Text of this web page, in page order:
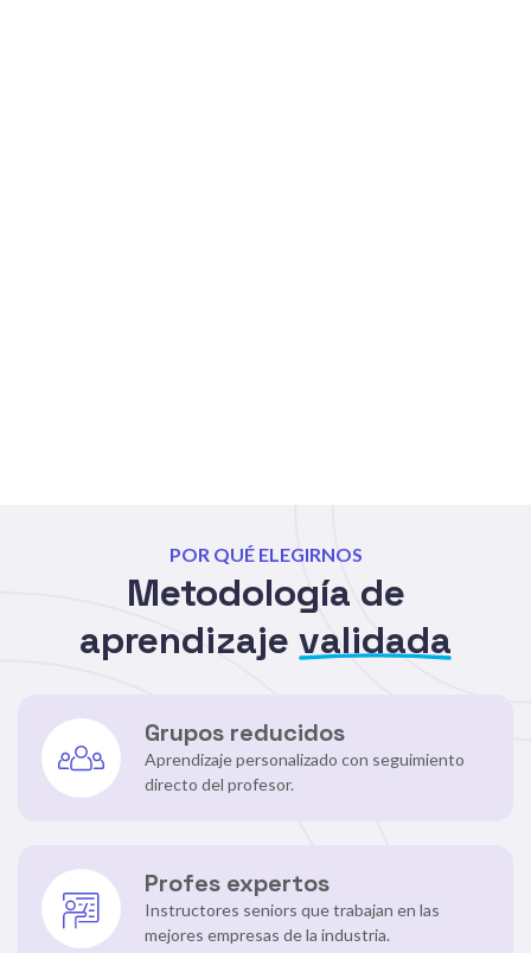
POR QUÉ ELEGIRNOS
Metodología de
aprendizaje validada
Grupos reducidos
Aprendizaje personalizado con seguimiento
directo del profesor.
Profes expertos
Instructores seniors que trabajan en las
mejores empresas de la industria.